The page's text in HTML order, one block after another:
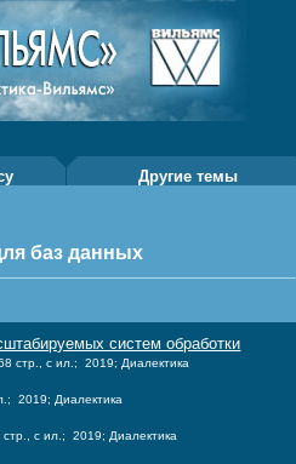
Другие темы
баз данных
систем обработки
стр., с ил.; 2019; Диалектика
2019; Диалектика
с ил.; 2019; Диалектика